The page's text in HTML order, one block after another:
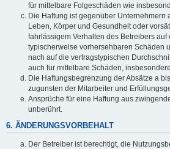
für mittelbare Folgeschäden wie
Die Haftung ist gegenüber Unternehmern
Leben, Körper und Gesundheit oder
fahrlässigem Verhalten des Betreibers auf
typischerweise vorhersehbaren Schäden
nach auf die vertragstypischen
auch für mittelbare Schäden,
Die Haftungsbegrenzung der Absätze a
zugunsten der Mitarbeiter und
Ansprüche für eine Haftung aus
unberührt.
6. ÄNDERUNGSVORBEHALT
Der Betreiber ist berechtigt, die